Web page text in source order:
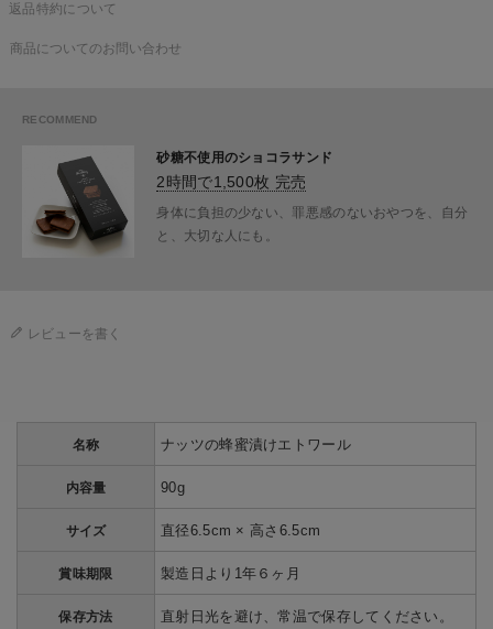
返品特約について
商品についてのお問い合わせ
砂糖不使用のショコラサンド
2時間で1,500枚 完売
身体に負担の少ない、罪悪感のないおやつを、自分
と、大切な人にも。
レビューを書く
名称 ナッツの蜂蜜漬けエトワール
内容量 90g
サイズ 直径6.5cm × 高さ6.5cm
賞味期限 製造日より1年６ヶ月
保存方法 直射日光を避け、常温で保存してください。